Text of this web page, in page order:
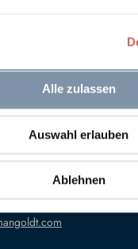
Alle zulassen
Auswahl erlauben
Ablehnen
GmbH & Co. KG